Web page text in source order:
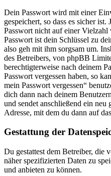
Dein Passwort wird mit einer
gespeichert, so dass es sicher
Passwort nicht auf einer
Passwort ist dein Schlüssel zu
also geh mit ihm sorgsam um.
des Betreibers, von phpBB
berechtigterweise nach deinem
Passwort vergessen haben, so
mein Passwort vergessen“
dich dann nach deinem
und sendet anschließend ein neu
Adresse, mit dem du dann auf
Gestattung der
Du gestattest dem Betreiber, die
näher spezifizierten Daten zu
und anbieten zu können.